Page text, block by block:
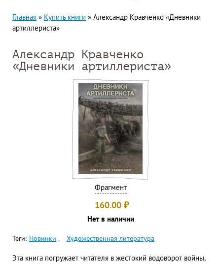
Главная » Купить книги » Александр Кравченко «Дневники
артиллериста»
Александр Кравченко
«Дневники артиллериста»
Фрагмент
160.00 ₽
Нет в наличии
Теги: Новинки Художественная литература
Эта книга погружает читателя в жестокий водоворот войны,